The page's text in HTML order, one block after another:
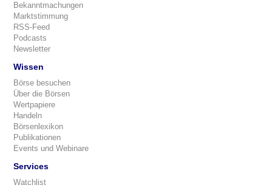
Bekanntmachungen
Marktstimmung
RSS-Feed
Podcasts
Newsletter
Wissen
Börse besuchen
Über die Börsen
Wertpapiere
Handeln
Börsenlexikon
Publikationen
Events und Webinare
Services
Watchlist